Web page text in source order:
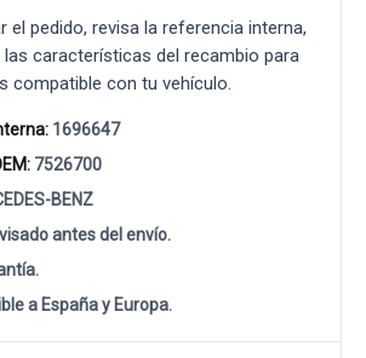
el pedido, revisa la referencia interna,
las características del recambio para
compatible con tu vehículo.
1696647
7526700
BENZ
antes del envío.
a España y Europa.